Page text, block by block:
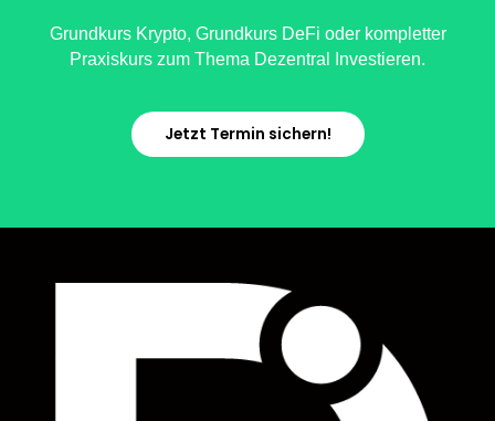
Grundkurs Krypto, Grundkurs DeFi oder kompletter
Praxiskurs zum Thema Dezentral Investieren.
Jetzt Termin sichern!